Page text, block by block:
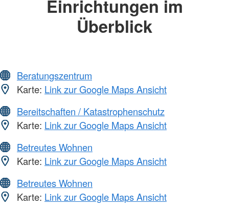
Einrichtungen im
Überblick
Beratungszentrum
Karte: Link zur Google Maps Ansicht
Bereitschaften / Katastrophenschutz
Karte: Link zur Google Maps Ansicht
Betreutes Wohnen
Karte: Link zur Google Maps Ansicht
Betreutes Wohnen
Karte: Link zur Google Maps Ansicht